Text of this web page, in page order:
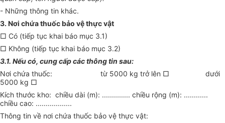
- Những thông tin khác.
3. Nơi chứa thuốc bảo vệ thực vật
□ Có (tiếp tục khai báo mục 3.1)
□ Không (tiếp tục khai báo mục 3.2)
3.1. Nếu có, cung cấp các thông tin sau:
Nơi chứa thuốc:
từ 5000 kg trở lên □ dưới
5000 kg □
Kích thước kho: chiều dài (m): .............. chiều rộng (m): ............
chiều cao: ..................
Thông tin về nơi chứa thuốc bảo vệ thực vật: